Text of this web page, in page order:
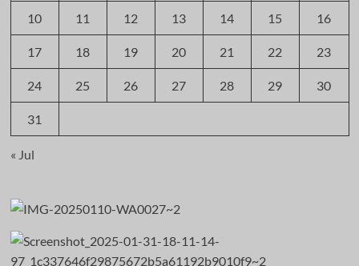
10 11 12 13 14 15 16
17 18 19 20 21 22 23
24 25 26 27 28 29 30
31
« Jul